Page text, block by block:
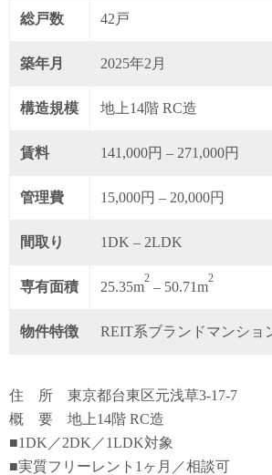
総戸数 42戸
築年月 2025年2月
構造規模 地上14階 RC造
賃料 141,000円 – 271,000円
管理費 15,000円 – 20,000円
間取り 1DK – 2LDK
専有面積 25.35m
2
– 50.71m
2
物件特徴 REIT系ブランドマンショ
住 所 東京都台東区元浅草3-17-7
概 要 地上14階 RC造
■1DK／2DK／1LDK対象
■実質フリーレント1ヶ月／相談可